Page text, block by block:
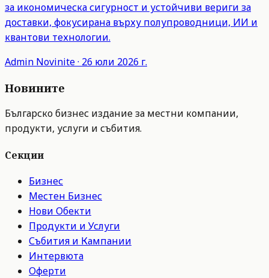
за икономическа сигурност и устойчиви вериги за
доставки, фокусирана върху полупроводници, ИИ и
квантови технологии.
Admin Novinite· 26 юли 2026 г.
Новините
Българско бизнес издание за местни компании,
продукти, услуги и събития.
Секции
Бизнес
Местен Бизнес
Нови Обекти
Продукти и Услуги
Събития и Кампании
Интервюта
Оферти